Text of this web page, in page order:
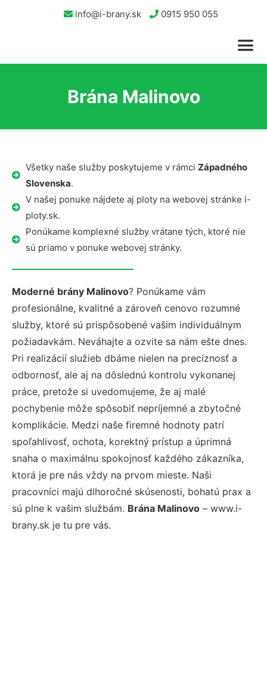
info@i-brany.sk 0915 950 055
Brána Malinovo
Všetky naše služby poskytujeme v rámci Západného
Slovenska.
V našej ponuke nájdete aj ploty na webovej stránke i-
ploty.sk.
Ponúkame komplexné služby vrátane tých, ktoré nie
sú priamo v ponuke webovej stránky.
Moderné brány Malinovo? Ponúkame vám
profesionálne, kvalitné a zároveň cenovo rozumné
služby, ktoré sú prispôsobené vašim individuálnym
požiadavkám. Neváhajte a ozvite sa nám ešte dnes.
Pri realizácií služieb dbáme nielen na precíznosť a
odbornosť, ale aj na dôslednú kontrolu vykonanej
práce, pretože si uvedomujeme, že aj malé
pochybenie môže spôsobiť nepríjemné a zbytočné
komplikácie. Medzi naše firemné hodnoty patrí
spoľahlivosť, ochota, korektný prístup a úprimná
snaha o maximálnu spokojnosť každého zákazníka,
ktorá je pre nás vždy na prvom mieste. Naši
pracovníci majú dlhoročné skúsenosti, bohatú prax a
sú plne k vašim službám. Brána Malinovo – www.i-
brany.sk je tu pre vás.